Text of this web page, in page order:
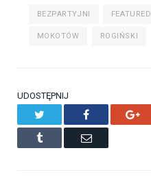
BEZPARTYJNI FEATURED
MOKOTÓW ROGIŃSKI
UDOSTĘPNIJ
Facebook
Tumblr Email